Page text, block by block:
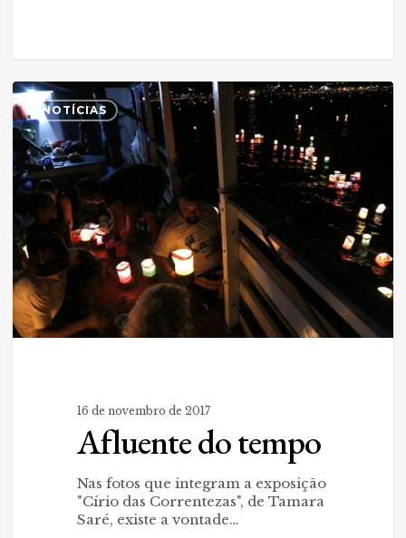
Afluente
do
tempo
NOTÍCIAS
16 de novembro de 2017
Afluente do tempo
Nas fotos que integram a exposição
"Círio das Correntezas", de Tamara
Saré, existe a vontade…
0